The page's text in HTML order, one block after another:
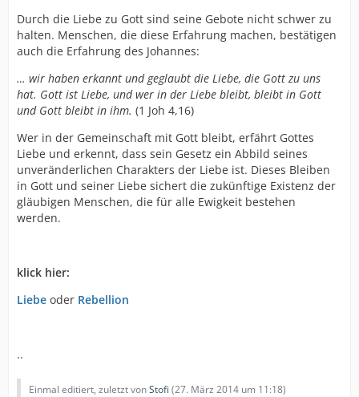
Durch die Liebe zu Gott sind seine Gebote nicht schwer zu
halten. Menschen, die diese Erfahrung machen, bestätigen
auch die Erfahrung des Johannes:
… wir haben erkannt und geglaubt die Liebe, die Gott zu uns
hat. Gott ist Liebe, und wer in der Liebe bleibt, bleibt in Gott
und Gott bleibt in ihm. (1 Joh 4,16)
Wer in der Gemeinschaft mit Gott bleibt, erfährt Gottes
Liebe und erkennt, dass sein Gesetz ein Abbild seines
unveränderlichen Charakters der Liebe ist. Dieses Bleiben
in Gott und seiner Liebe sichert die zukünftige Existenz der
gläubigen Menschen, die für alle Ewigkeit bestehen
werden.
klick hier:
Liebe oder Rebellion
..
Einmal editiert, zuletzt vonStofi (27. März 2014 um 11:18)